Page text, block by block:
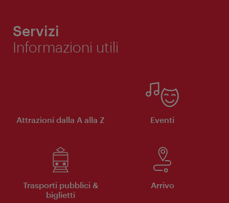
Servizi
Informazioni utili
Attrazioni dalla A alla Z Eventi
Trasporti pubblici &
biglietti
Arrivo